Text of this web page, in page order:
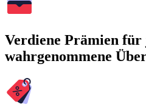
Verdiene Prämien für
wahrgenommene